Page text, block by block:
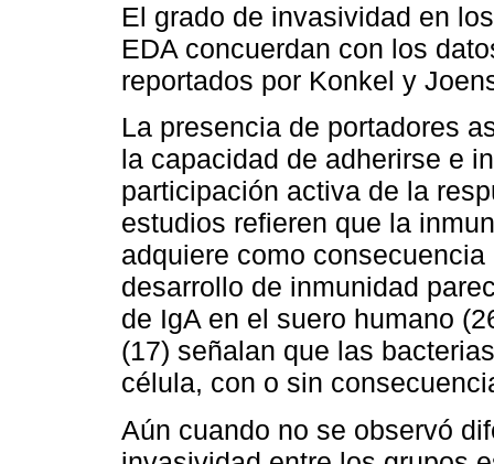
El grado de invasividad en
EDA concuerdan con los
reportados por Konkel y
La presencia de portadores
la capacidad de adherirse e
participación activa de la
estudios refieren que la
adquiere como
desarrollo de inmunidad
de IgA en el suero humano
(17) señalan que las
célula, con o sin
Aún cuando no se observó